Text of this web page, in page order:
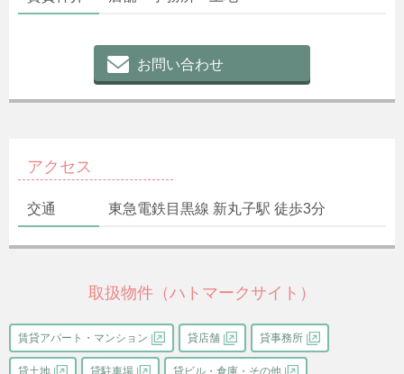
お問い合わせ
アクセス
交通 東急電鉄目黒線 新丸子駅 徒歩3分
取扱物件（ハトマークサイト）
賃貸アパート・マンション 貸店舗 貸事務所
貸土地 貸駐車場 貸ビル・倉庫・その他